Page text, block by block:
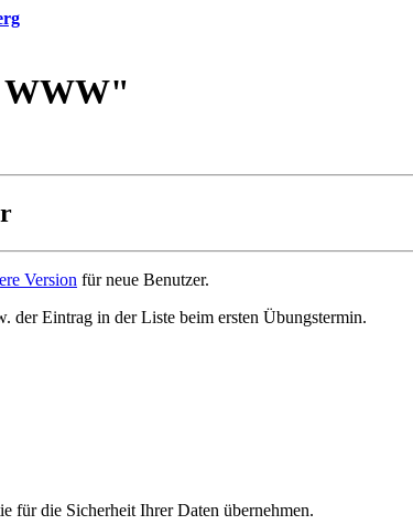
WWW"
Version für neue Benutzer.
der Eintrag in der Liste beim ersten Übungstermin.
für die Sicherheit Ihrer Daten übernehmen.